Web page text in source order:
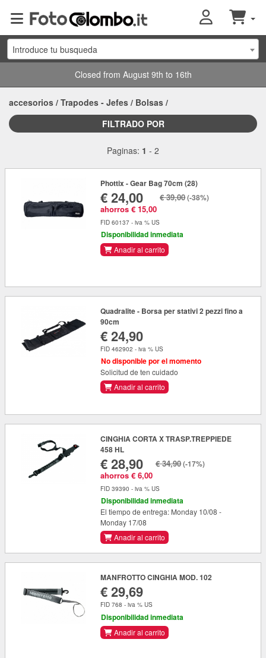
Introduce tu busqueda
Closed from August 9th to 16th
accesorios / Trapodes - Jefes / Bolsas /
FILTRADO POR
Paginas: 1 - 2
Phottix - Gear Bag 70cm (28)
€ 24,00
ahorros € 15,00
€ 39,00(-38%)
FID 60137 - iva % US
Disponibilidad inmediata
Anadir al carrito
Quadralite - Borsa per stativi 2 pezzi fino a
90cm
€ 24,90
FID 462902 - iva % US
No disponible por el momento
Solicitud de ten cuidado
Anadir al carrito
CINGHIA CORTA X TRASP.TREPPIEDE
458 HL
€ 28,90
ahorros € 6,00
€ 34,90(-17%)
FID 39390 - iva % US
Disponibilidad inmediata
El tiempo de entrega: Monday 10/08 -
Monday 17/08
Anadir al carrito
MANFROTTO CINGHIA MOD. 102
€ 29,69
FID 768 - iva % US
Disponibilidad inmediata
Anadir al carrito